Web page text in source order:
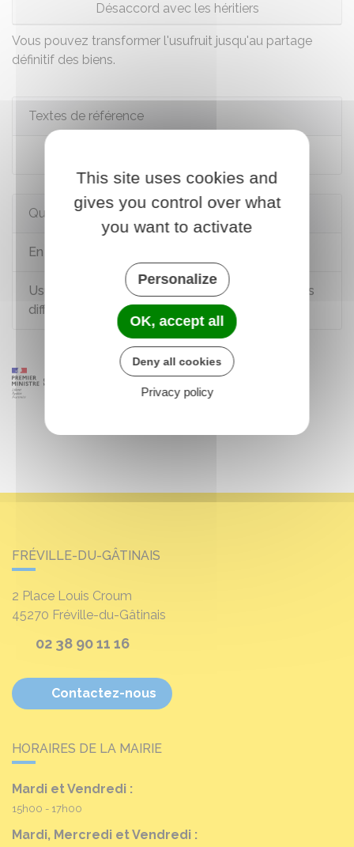
Désaccord avec les héritiers
Vous pouvez transformer l'usufruit jusqu'au partage
définitif des biens.
Textes de référence
Questions ? Réponses !
En quoi consiste l'usufruit ?
Usufruit, nue-propriété, pleine propriété : quelles
différences ?
FRÉVILLE-DU-GÂTINAIS
2 Place Louis Croum
45270 Fréville-du-Gâtinais
02 38 90 11 16
Contactez-nous
HORAIRES DE LA MAIRIE
Mardi et Vendredi :
15h00 - 17h00
Mardi, Mercredi et Vendredi :
This site uses cookies and
gives you control over what
you want to activate
Personalize
OK, accept all
Deny all cookies
Privacy policy